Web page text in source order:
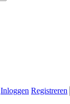
Inloggen Registreren